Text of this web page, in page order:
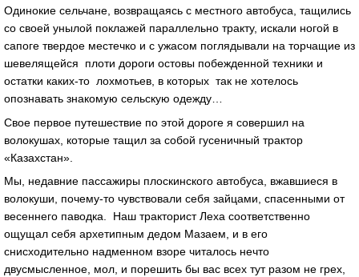
Одинокие сельчане, возвращаясь с местного автобуса, тащились
со своей унылой поклажей параллельно тракту, искали ногой в
сапоге твердое местечко и с ужасом поглядывали на торчащие из
шевелящейся плоти дороги остовы побежденной техники и
остатки каких-то лохмотьев, в которых так не хотелось
опознавать знакомую сельскую одежду…
Свое первое путешествие по этой дороге я совершил на
волокушах, которые тащил за собой гусеничный трактор
«Казахстан».
Мы, недавние пассажиры плоскинского автобуса, вжавшиеся в
волокуши, почему-то чувствовали себя зайцами, спасенными от
весеннего паводка. Наш тракторист Леха соответственно
ощущал себя архетипным дедом Мазаем, и в его
снисходительно надменном взоре читалось нечто
двусмысленное, мол, и порешить бы вас всех тут разом не грех,